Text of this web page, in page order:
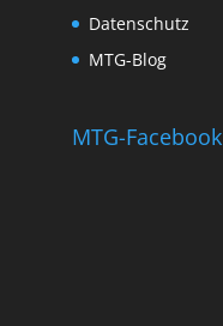
Datenschutz
MTG-Blog
MTG-Facebook